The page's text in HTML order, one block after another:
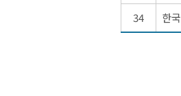
34
한